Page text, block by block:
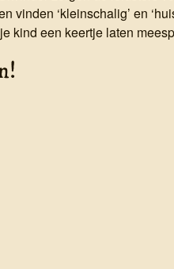
‘kleinschalig’ en
kind een keertje laten